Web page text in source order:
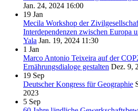
Jan. 24, 2024 16:00
19 Jan
Mecila Workshop der
Interdependenzen zwischen Europa
Yala Jan. 19, 2024 11:30
1 Jan
Marco Antonio Teixeira auf der
Ernährungsdialoge gestalten Dez. 9,
19 Sep
Deutscher Kongress für Geographie
2023
5 Sep